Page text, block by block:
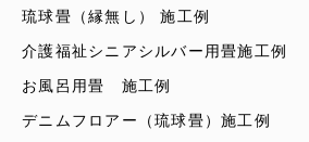
琉球畳（縁無し） 施工例
介護福祉シニアシルバー用畳施工例
お風呂用畳 施工例
デニムフロアー（琉球畳）施工例